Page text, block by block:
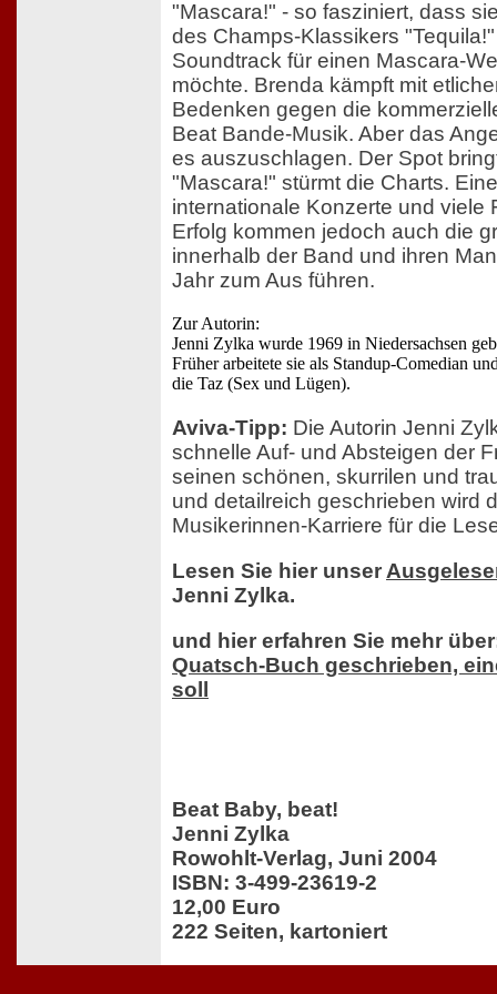
"Mascara!" - so fasziniert, dass
des Champs-Klassikers
Soundtrack für einen Mascara-
möchte. Brenda kämpft mit
Bedenken gegen die
Beat Bande-Musik. Aber das
es auszuschlagen. Der Spot
"Mascara!" stürmt die Charts.
internationale Konzerte und viele
Erfolg kommen jedoch auch die
innerhalb der Band und ihren
Jahr zum Aus führen.
Zur Autorin:
Jenni Zylka wurde 1969 in Niedersachsen
Früher arbeitete sie als Standup-Comedian
die Taz (Sex und Lügen).
Aviva-Tipp: Die Autorin Jenni
schnelle Auf- und Absteigen der
seinen schönen, skurrilen und
und detailreich geschrieben wird
Musikerinnen-Karriere für die
Lesen Sie hier unser
Jenni Zylka.
und hier erfahren Sie mehr
Quatsch-Buch geschrieben,
soll
Beat Baby, beat!
Jenni Zylka
Rowohlt-Verlag, Juni 2004
ISBN: 3-499-23619-2
12,00 Euro
222 Seiten, kartoniert